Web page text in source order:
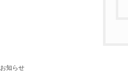
お知らせ